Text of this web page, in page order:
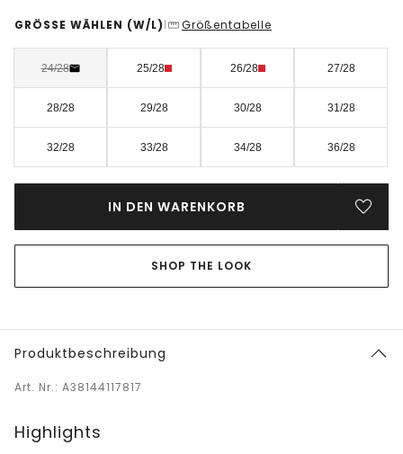
GRÖSSE WÄHLEN (W/L) | Größentabelle
24/28 25/28 26/28 27/28
28/28 29/28 30/28 31/28
32/28 33/28 34/28 36/28
IN DEN WARENKORB
SHOP THE LOOK
Produktbeschreibung
Art. Nr.: A38144117817
Highlights